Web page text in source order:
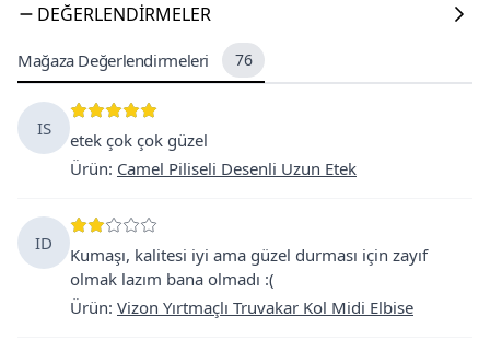
DEĞERLENDIRMELER
Mağaza Değerlendirmeleri 76
IS
etek çok çok güzel
Ürün: Camel Piliseli Desenli Uzun Etek
ID
Kumaşı, kalitesi iyi ama güzel durması için zayıf
olmak lazım bana olmadı :(
Ürün: Vizon Yırtmaçlı Truvakar Kol Midi Elbise